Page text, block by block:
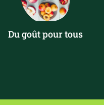
Du goût pour tous